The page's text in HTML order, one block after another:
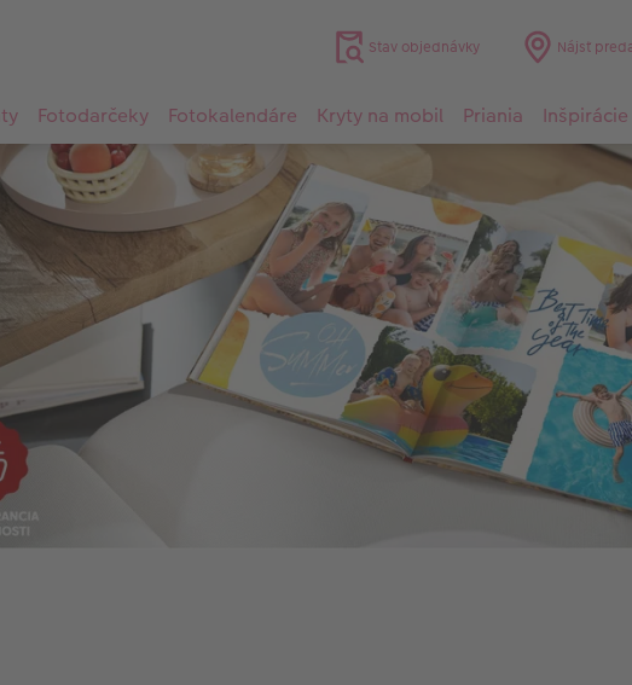
Stav objednávky Nájsť
Fotodarčeky Fotokalendáre Kryty na mobil Priania Inšpirácie